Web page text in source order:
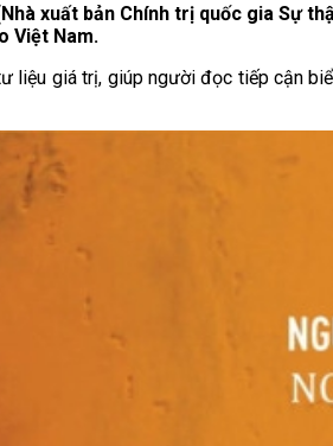
xuất bản Chính trị quốc gia Sự
Việt Nam.
liệu giá trị, giúp người đọc tiếp cận